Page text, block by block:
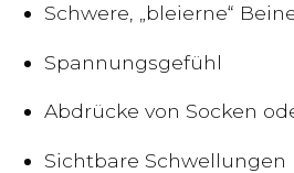
Schwere, „bleierne“
Spannungsgefühl
Abdrücke von Socken
Sichtbare Schwellungen